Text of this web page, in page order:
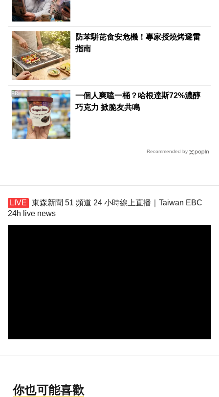
防苯駢芘食安危機！專家授燒烤避雷
指南
一個人爽嗑一桶？哈根達斯72%濃醇
巧克力 掀脆友共鳴
PR
Recommended by
東森新聞 51 頻道 24 小時線上直播｜Taiwan EBC
24h live news
你也可能喜歡